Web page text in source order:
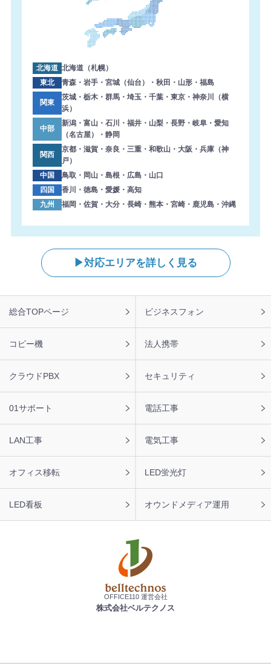
北海道 北海道（札幌）
東北
青森・岩手・宮城（仙台）・秋田・山形・福島
関東
茨城・栃木・群馬・埼玉・千葉・東京・神奈川（横
浜）
中部
新潟・富山・石川・福井・山梨・長野・岐阜・愛知
（名古屋）・静岡
関西
京都・滋賀・奈良・三重・和歌山・大阪・兵庫（神
戸）
中国
鳥取・岡山・島根・広島・山口
四国
香川・徳島・愛媛・高知
九州
福岡・佐賀・大分・長崎・熊本・宮崎・鹿児島・沖縄
対応エリアを詳しく見る
ッ
タ
総合TOPページ ビジネスフォン
コピー機 法人携帯
クラウドPBX セキュリティ
01サポート 電話工事
LAN工事 電気工事
オフィス移転 LED蛍光灯
LED看板 オウンドメディア運用
OFFICE110 運営会社
株式会社ベルテクノス